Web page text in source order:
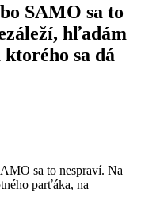
SAMO sa to
hľadám
sa dá